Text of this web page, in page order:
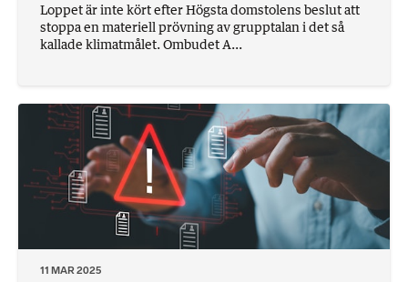
Loppet är inte kört efter Högsta domstolens beslut att
stoppa en materiell prövning av grupptalan i det så
kallade klimatmålet. Ombudet A...
11 MAR 2025